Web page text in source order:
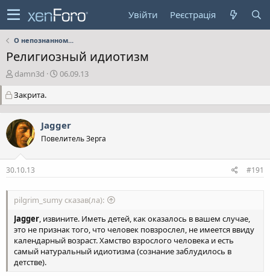
Увійти Реєстрація
О непознанном...
Религиозный идиотизм
А
т
о
р
т
е
м
и
damn3d
Д
а
т
в
р
я
06.09.13
Закрита.
Jagger
Повелитель Зерга
30.10.13 #191
pilgrim_sumy сказав(ла):
Jagger, извините. Иметь детей, как оказалось в вашем случае,
это не признак того, что человек повзрослел, не имеется ввиду
календарный возраст. Хамство взрослого человека и есть
самый натуральный идиотизма (сознание заблудилось в
детстве).